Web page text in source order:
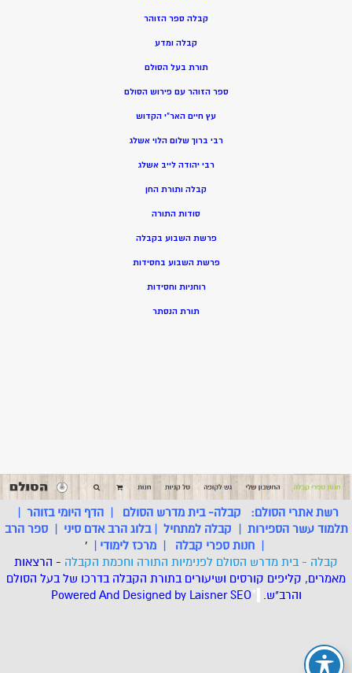
קבלה ספר הזוהר
קבלה ומדע
תורת בעל הסולם
ספר הזוהר עם פירוש הסולם
עץ חיים האר”י הקדוש
רבי ברוך שלום הלוי אשלג
רבי יהודה לייב אשלג
קבלה ותורת החן
סודות התורה
פרשת השבוע בקבלה
פרשת השבוע בחסידות
רוחניות וחסידות
תורת הנסתר
רשת אתרי הסולם: קבלה- בית מדרש הסולם |הדף היומי בזוהר |
תלמוד עשר הספירות | קבלה למתחיל |בלוג הרב אדם סיני |ספר הרב
| חנות ספרי קבלה | מרכז לימודי |
'
קבלה - בית מדרש הסולם לפנימיות התורה וחכמת הקבלה - הרצאות
מאמרים, קליפים קורסים ושיעורים בתורת הקבלה בדרכו של בעל הסולם
והרב"ש.
*
Powered And Designed by LaisnerSEO